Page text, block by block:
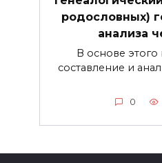
родословных)
анализа
В основе этого
составление и
0